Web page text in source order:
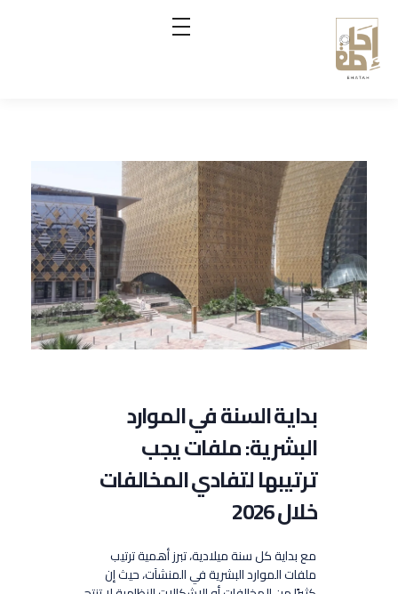
بداية السنة في الموارد
البشرية: ملفات يجب
ترتيبها لتفادي المخالفات
خلال 2026
مع بداية كل سنة ميلادية، تبرز أهمية ترتيب
ملفات الموارد البشرية في المنشآت، حيث إن